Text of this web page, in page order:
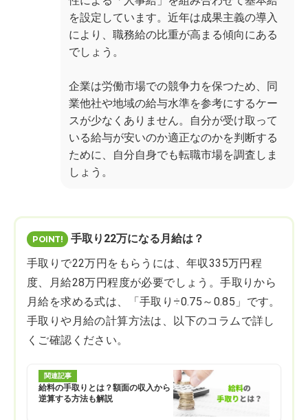
を設定しています。近年は成果主義の導入
により、職務給の比重が高まる傾向にある
でしょう。
企業は労働市場での競争力を保つため、同
業他社や地域の給与水準を参考にするケー
スが少なくありません。自分が受け取って
いる給与が安いのか適正なのかを判断する
ために、自分自身でも転職市場を調査しま
しょう。
手取り22万になる月給は？
手取りで22万円をもらうには、年収335万円程
度、月給28万円程度が必要でしょう。手取りから
月給を求める式は、「手取り÷0.75～0.85」です。
手取りや月給の計算方法は、以下のコラムで詳し
くご確認ください。
関連記事
給料の手取りとは？額面の収入から
逆算する方法も解説